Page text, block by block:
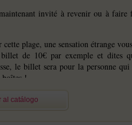
invité à revenir ou à faire
cette plage, une sensation étrange
de 10€ par exemple et dites
le billet sera pour la personne
boîtes !
al catálogo